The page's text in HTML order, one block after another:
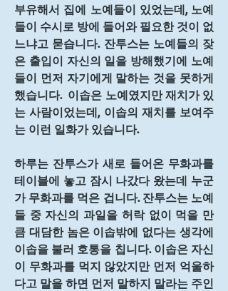
부유해서 집에 노예들이 있었는데, 노예
들이 수시로 방에 들어와 필요한 것이 없
느냐고 묻습니다. 잔투스는 노예들의 잦
은 출입이 자신의 일을 방해했기에 노예
들이 먼저 자기에게 말하는 것을 못하게
했습니다.  이솝은 노예였지만 재치가 있
는 사람이었는데, 이솝의 재치를 보여주
는 이런 일화가 있습니다.
하루는 잔투스가 새로 들어온 무화과를
테이블에 놓고 잠시 나갔다 왔는데 누군
가 무화과를 먹은 겁니다. 잔투스는 노예
들 중 자신의 과일을 허락 없이 먹을 만
큼 대담한 놈은 이솝밖에 없다는 생각에
이솝을 불러 호통을 칩니다. 이솝은 자신
이 무화과를 먹지 않았지만 먼저 억울하
다고 말을 하면 먼저 말하지 말라는 주인